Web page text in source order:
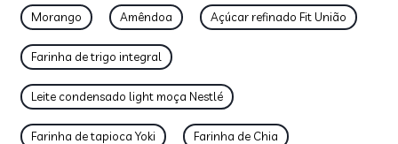
Morango Amêndoa Açúcar refinado Fit União
Farinha de trigo integral
Leite condensado light moça Nestlé
Farinha de tapioca Yoki Farinha de Chia